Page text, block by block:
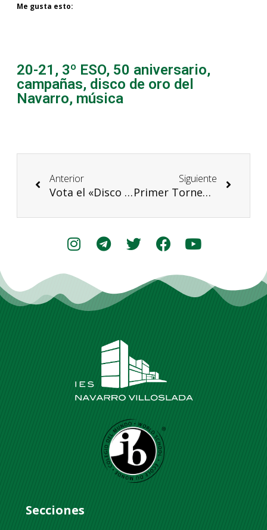
Me gusta esto:
20-21 , 3º ESO, 50 aniversario,
campañas, disco de oro del
Navarro, música
Anterior
Vota el «Disco de Oro del Navarro»
Siguiente
Primer Torneo de Debate en inglés del IES Navarro Villoslada
Secciones